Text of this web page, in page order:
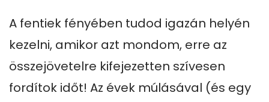
A fentiek fényében tudod igazán helyén
kezelni, amikor azt mondom, erre az
összejövetelre kifejezetten szívesen
fordítok időt! Az évek múlásával (és egy